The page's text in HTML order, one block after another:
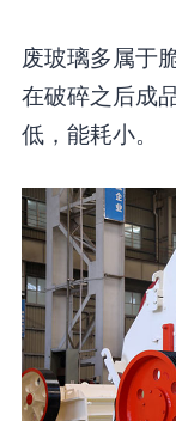
废玻璃多属于
在破碎之后成
低，能耗小。